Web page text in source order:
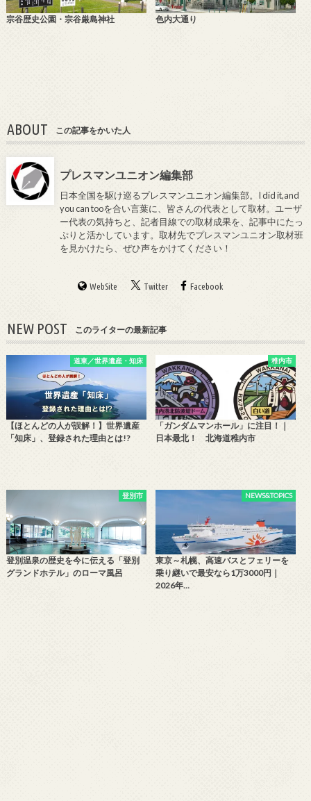
宗谷歴史公園・宗谷厳島神社 色内大通り
ABOUT この記事をかいた人
プレスマンユニオン編集部
日本全国を駆け巡るプレスマンユニオン編集部。I did it,and
you can tooを合い言葉に、皆さんの代表として取材。ユーザ
ー代表の気持ちと、記者目線での取材成果を、記事中にたっ
ぷりと活かしています。取材先でプレスマンユニオン取材班
を見かけたら、ぜひ声をかけてください！
WebSite Twitter Facebook
NEW POST このライターの最新記事
道東／世界遺産・知床
【ほとんどの人が誤解！】世界遺産
「知床」、登録された理由とは!?
稚内市
「ガンダムマンホール」に注目！｜
日本最北！ 北海道稚内市
登別市
登別温泉の歴史を今に伝える「登別
グランドホテル」のローマ風呂
NEWS&TOPICS
東京～札幌、高速バスとフェリーを
乗り継いで最安なら1万3000円｜
2026年…